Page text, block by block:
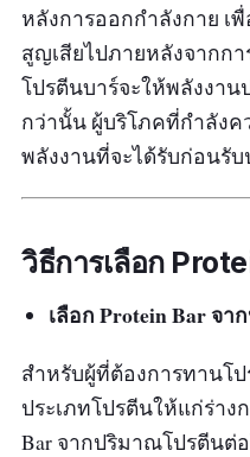
หลังการออกกำลังกาย เ
สูญเสียไปภายหลังจากก
โปรตีนบาร์จะให้พลังงา
กว่านั้น ผู้บริโภคที่กำลัง
พลังงานที่จะได้รับก่อนรับ
วิธีการเลือก
เลือก Protein Bar จ
สำหรับผู้ที่ต้องการทานโ
ประเภทโปรตีนให้แก่ร่าง
Bar จากปริมาณโปรตีนต่